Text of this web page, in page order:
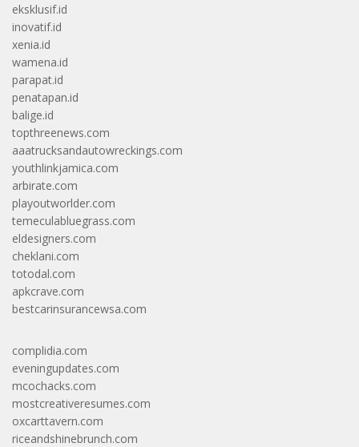
eksklusif.id
inovatif.id
xenia.id
wamena.id
parapat.id
penatapan.id
balige.id
topthreenews.com
aaatrucksandautowreckings.com
youthlinkjamica.com
arbirate.com
playoutworlder.com
temeculabluegrass.com
eldesigners.com
cheklani.com
totodal.com
apkcrave.com
bestcarinsurancewsa.com
complidia.com
eveningupdates.com
mcochacks.com
mostcreativeresumes.com
oxcarttavern.com
riceandshinebrunch.com